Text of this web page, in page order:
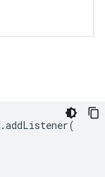
.addListener(